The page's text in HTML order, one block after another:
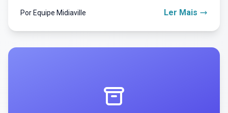
Por Equipe Midiaville Ler Mais